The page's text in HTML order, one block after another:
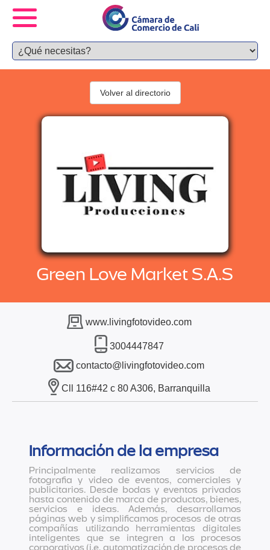
Green Love Market S.A.S
Volver al directorio
www.livingfotovideo.com
3004447847
contacto@livingfotovideo.com
Cll 116#42 c 80 A306, Barranquilla
Información de la empresa
Principalmente realizamos servicios de
fotografia y video de eventos, comerciales y
publicitarios. Desde bodas y eventos privados
hasta contenido de marca de productos, bienes,
servicios e ideas. Además, desarrollamos
páginas web y simplificamos procesos de otras
compañías utilizando herramientas digitales
inteligentes que se integren a los procesos
corporativos (i.e. automatización de procesos de